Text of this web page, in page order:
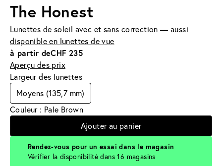
The Honest
Lunettes de soleil avec et sans correction — aussi
disponible en lunettes de vue
à partir deCHF 235
Aperçu des prix
Largeur des lunettes
Moyens (135,7 mm)
Couleur : Pale Brown
Ajouter au panier
Rendez-vous pour un essai dans le magasin
Vérifier la disponibilité dans 16 magasins